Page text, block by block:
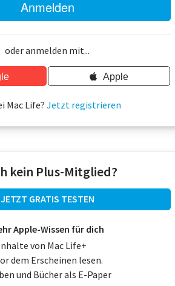
oder anmelden mit...
Apple
Mac Life?Jetzt registrieren
kein Plus-Mitglied?
JETZT GRATIS TESTEN
Apple-Wissen für dich
von Mac Life+
dem Erscheinen lesen.
und Bücher als E-Paper